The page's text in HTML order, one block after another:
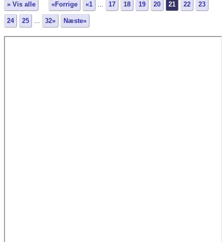
» Vis alle «Forrige «1 ... 17 18 19 20 21 22 23
24 25 ... 32» Næste»